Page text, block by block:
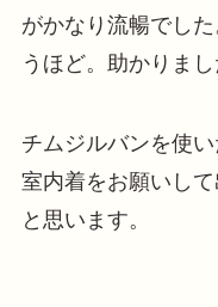
がかなり流暢でし
うほど。助かりまし
チムジルバンを使
室内着をお願いし
と思います。